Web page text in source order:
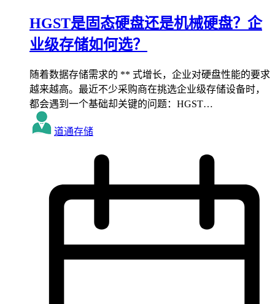
HGST是固态硬盘还是机械硬盘？企
业级存储如何选？
随着数据存储需求的 ** 式增长，企业对硬盘性能的要求
越来越高。最近不少采购商在挑选企业级存储设备时，
都会遇到一个基础却关键的问题：HGST…
道通存储